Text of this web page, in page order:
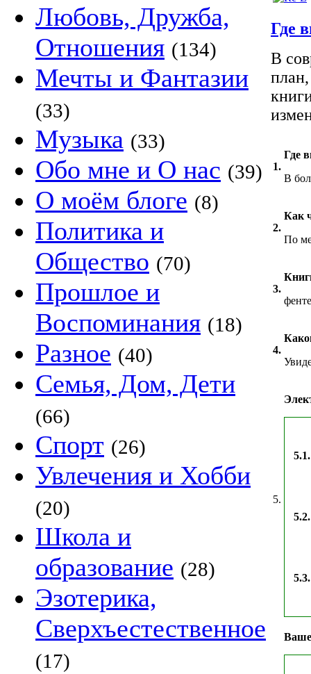
Любовь, Дружба,
Отношения (134)
Мечты и Фантазии
(33)
Музыка (33)
Обо мне и О нас (39)
О моём блоге (8)
Политика и
Общество (70)
Прошлое и
Воспоминания (18)
Разное (40)
Семья, Дом, Дети
(66)
Спорт (26)
Увлечения и Хобби
(20)
Школа и
образование (28)
Эзотерика,
Сверхъестественное
(17)
Где
В
1.
Где
В
2.
Как
По
3.
4.
5.
5.1.
5.2.
5.3.
Ваше